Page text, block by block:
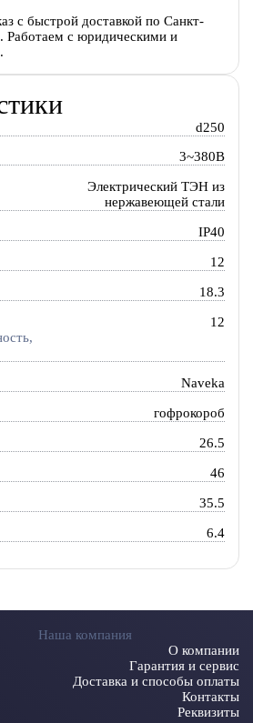
с быстрой доставкой по Санкт-
Работаем с юридическими и
d250
3~380В
Электрический ТЭН из
нержавеющей стали
IP40
12
18.3
12
Naveka
гофрокороб
26.5
46
35.5
6.4
Наша компания
О компании
Гарантия и сервис
Доставка и способы оплаты
Контакты
Реквизиты